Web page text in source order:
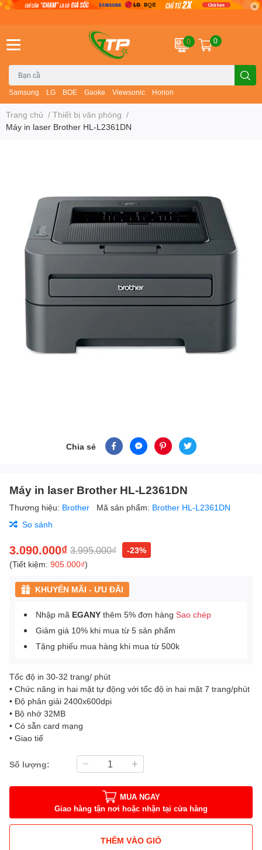
Samsung LG BOE Gaoke Viewsonic Horion
0 0
Trang chủ / Thiết bị văn phòng /
Máy in laser Brother HL-L2361DN
Chia sẻ
Máy in laser Brother HL-L2361DN
Thương hiệu: Brother Mã sản phẩm: Brother HL-L2361DN
So sánh
3.090.000₫ 3.995.000₫
-23%
(Tiết kiệm: 905.000₫)
KHUYẾN MÃI - ƯU ĐÃI
Nhập mã EGANY thêm 5% đơn hàng Sao chép
Giảm giá 10% khi mua từ 5 sản phẩm
Tặng phiếu mua hàng khi mua từ 500k
Tốc độ in 30-32 trang/ phút
• Chức năng in hai mặt tự động với tốc độ in hai mặt 7 trang/phút
• Độ phân giải 2400x600dpi
• Bộ nhớ 32MB
• Có sẵn card mạng
• Giao tiế
Số lượng:
MUA NGAY
Giao hàng tận nơi hoặc nhận tại cửa hàng
THÊM VÀO GIỎ